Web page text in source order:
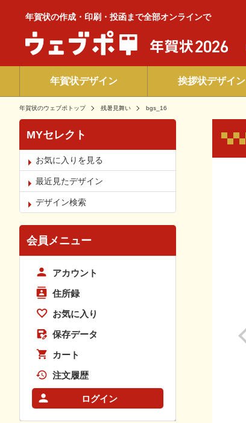
年賀状の作成・印刷・投函まで全部オンラインで
年賀状デザイン 挨拶状デザイン
年賀状のウェブポトップ 残暑見舞い bgs_16
MYセレクト
お気に入りを見る
最近見たデザイン
デザイン検索
会員メニュー
アカウント
住所録
お気に入り
保存データ
カート
注文履歴
ログイン